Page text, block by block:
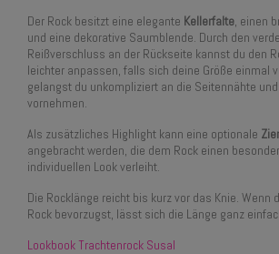
Der Rock besitzt eine elegante Kellerfalte, einen
und eine dekorative Saumblende. Durch den
Reißverschluss an der Rückseite kannst du den
leichter anpassen, falls sich deine Größe einmal
gelangst du unkompliziert an die Seitennähte
vornehmen.
Als zusätzliches Highlight kann eine optionale
angebracht werden, die dem Rock einen
individuellen Look verleiht.
Die Rocklänge reicht bis kurz vor das Knie. Wenn
Rock bevorzugst, lässt sich die Länge ganz
Lookbook Trachtenrock Susal